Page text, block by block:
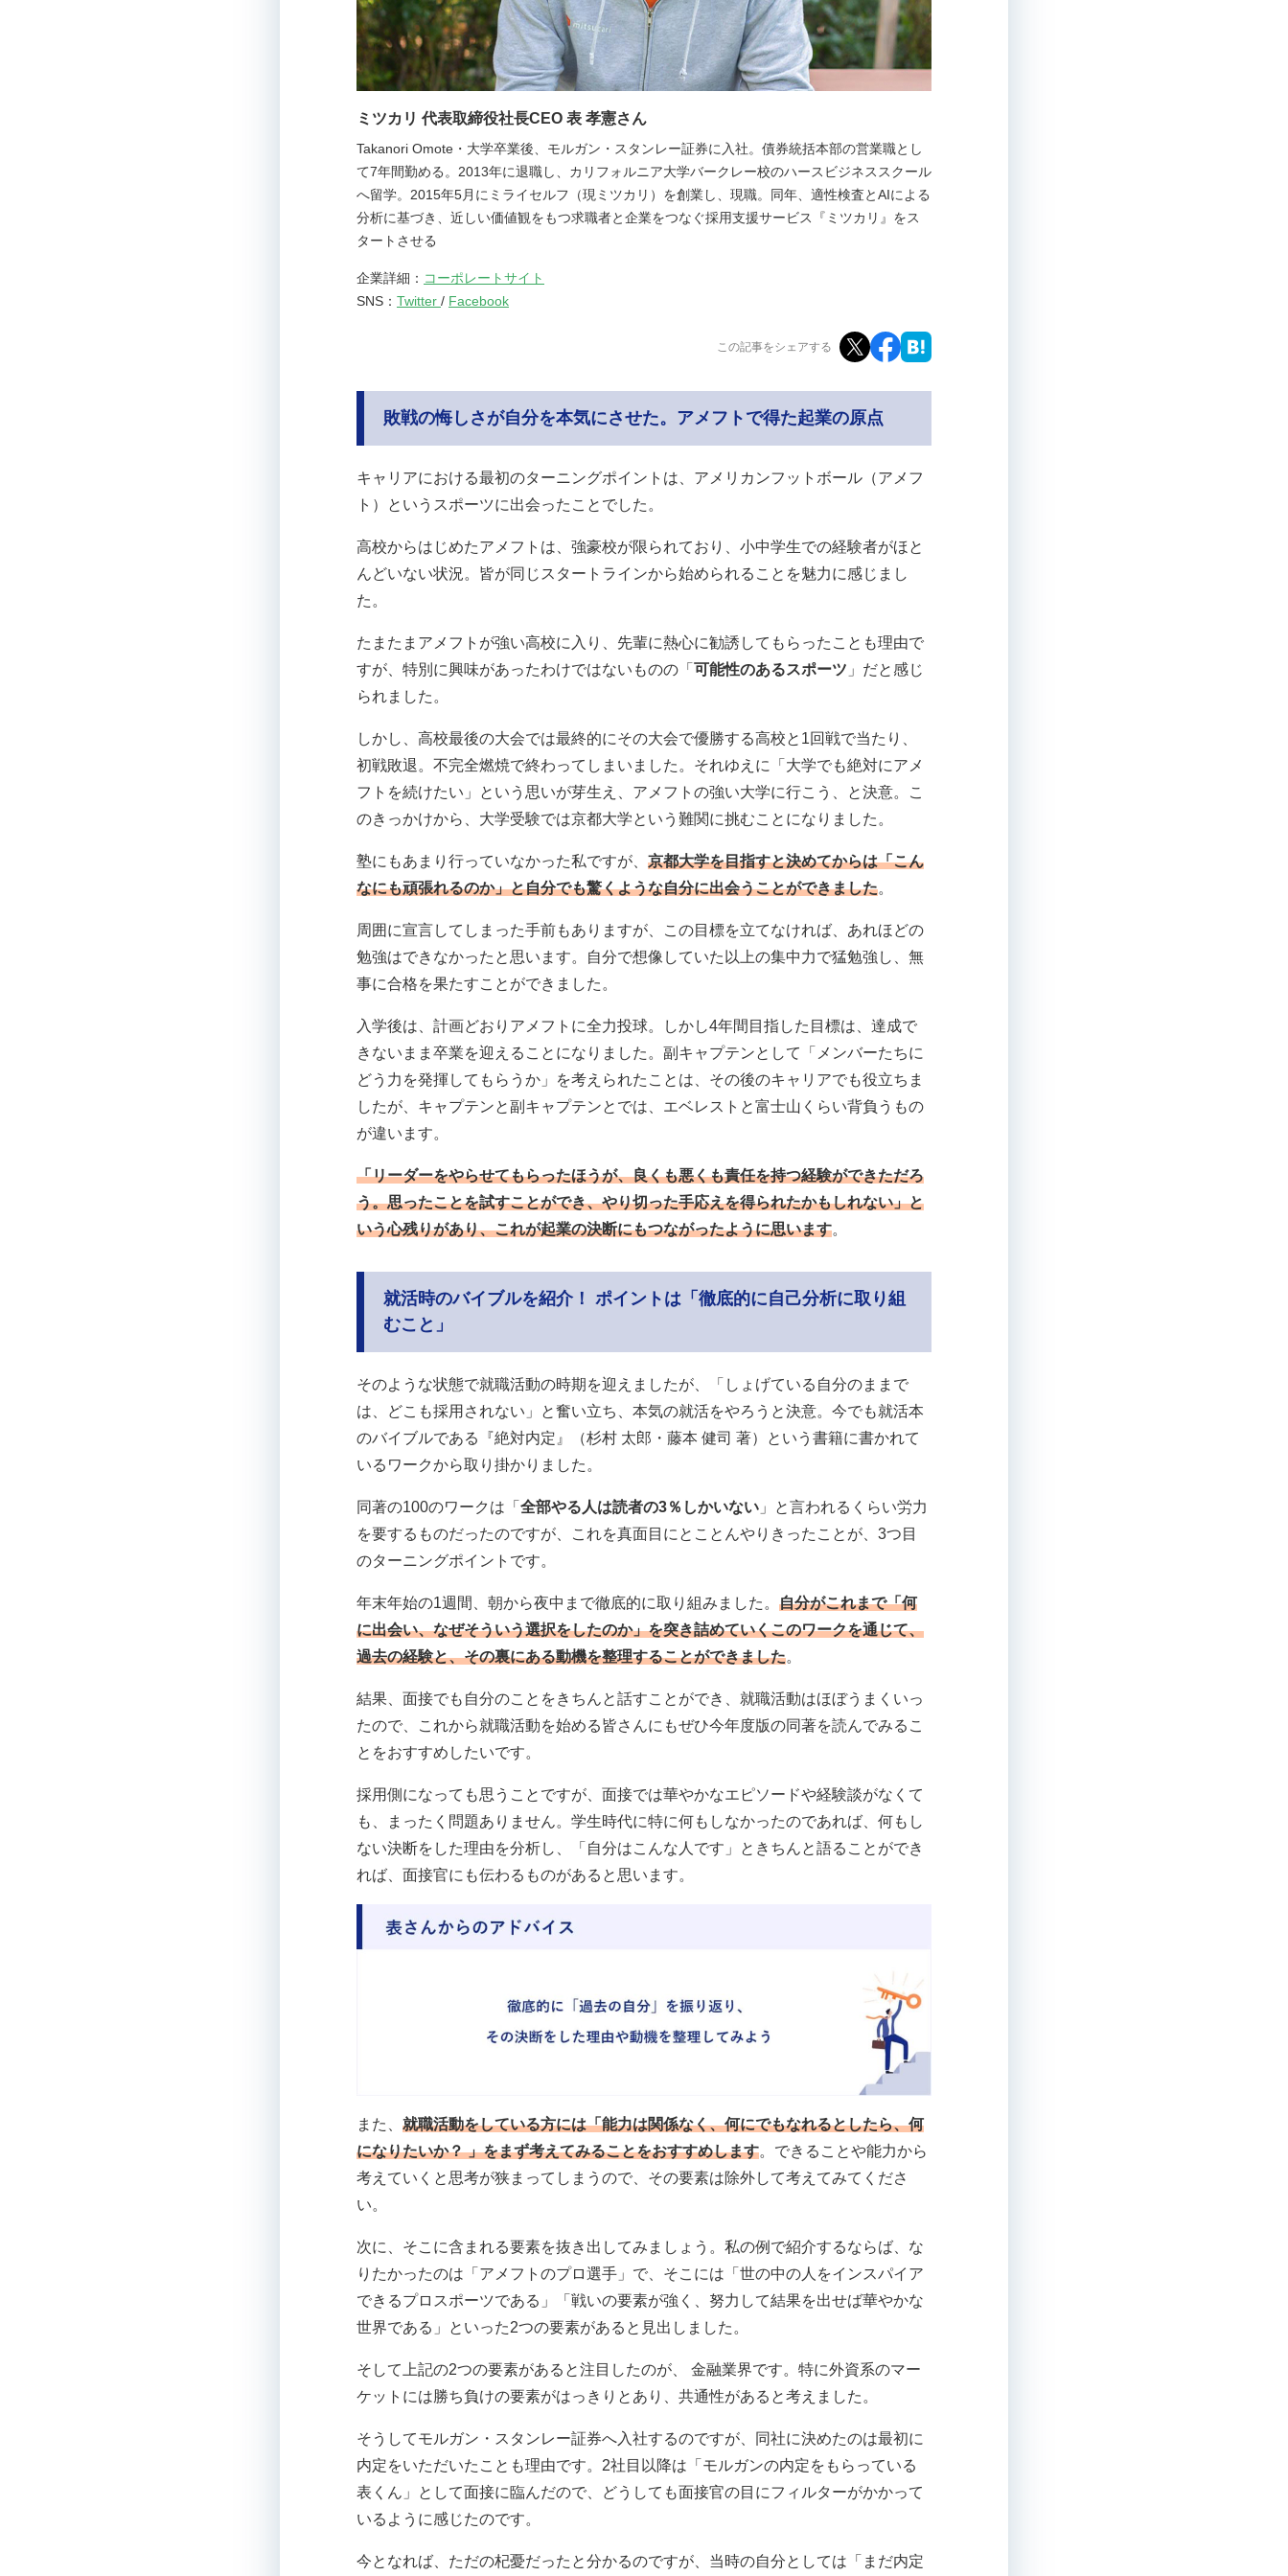
ミツカリ 代表取締役社長CEO 表 孝憲さん
Takanori Omote・大学卒業後、モルガン・スタンレー証券に入社。債券統括本部の営業職とし
て7年間勤める。2013年に退職し、カリフォルニア大学バークレー校のハースビジネススクール
へ留学。2015年5月にミライセルフ（現ミツカリ）を創業し、現職。同年、適性検査とAIによる
分析に基づき、近しい価値観をもつ求職者と企業をつなぐ採用支援サービス『ミツカリ』をス
タートさせる
企業詳細： コーポレートサイト
SNS： Twitter / Facebook
この記事をシェアする
敗戦の悔しさが自分を本気にさせた。アメフトで得た起業の原点
キャリアにおける最初のターニングポイントは、アメリカンフットボール（アメフ
ト）というスポーツに出会ったことでした。
高校からはじめたアメフトは、強豪校が限られており、小中学生での経験者がほと
んどいない状況。皆が同じスタートラインから始められることを魅力に感じまし
た。
たまたまアメフトが強い高校に入り、先輩に熱心に勧誘してもらったことも理由で
すが、特別に興味があったわけではないものの「 可能性のあるスポーツ 」だと感じ
られました。
しかし、高校最後の大会では最終的にその大会で優勝する高校と1回戦で当たり、
初戦敗退。不完全燃焼で終わってしまいました。それゆえに「大学でも絶対にアメ
フトを続けたい」という思いが芽生え、アメフトの強い大学に行こう、と決意。こ
のきっかけから、大学受験では京都大学という難関に挑むことになりました。
塾にもあまり行っていなかった私ですが、 京都大学を目指すと決めてからは「こん
なにも頑張れるのか」と自分でも驚くような自分に出会うことができました。
周囲に宣言してしまった手前もありますが、この目標を立てなければ、あれほどの
勉強はできなかったと思います。自分で想像していた以上の集中力で猛勉強し、無
事に合格を果たすことができました。
入学後は、計画どおりアメフトに全力投球。しかし4年間目指した目標は、達成で
きないまま卒業を迎えることになりました。副キャプテンとして「メンバーたちに
どう力を発揮してもらうか」を考えられたことは、その後のキャリアでも役立ちま
したが、キャプテンと副キャプテンとでは、エベレストと富士山くらい背負うもの
が違います。
「リーダーをやらせてもらったほうが、良くも悪くも責任を持つ経験ができただろ
う。思ったことを試すことができ、やり切った手応えを得られたかもしれない」と
いう心残りがあり、これが起業の決断にもつながったように思います。
就活時のバイブルを紹介！ ポイントは「徹底的に自己分析に取り組
むこと」
そのような状態で就職活動の時期を迎えましたが、「しょげている自分のままで
は、どこも採用されない」と奮い立ち、本気の就活をやろうと決意。今でも就活本
のバイブルである『絶対内定』（杉村 太郎・藤本 健司 著）という書籍に書かれて
いるワークから取り掛かりました。
同著の100のワークは「 全部やる人は読者の3％しかいない 」と言われるくらい労力
を要するものだったのですが、これを真面目にとことんやりきったことが、3つ目
のターニングポイントです。
年末年始の1週間、朝から夜中まで徹底的に取り組みました。 自分がこれまで「何
に出会い、なぜそういう選択をしたのか」を突き詰めていくこのワークを通じて、
過去の経験と、その裏にある動機を整理することができました。
結果、面接でも自分のことをきちんと話すことができ、就職活動はほぼうまくいっ
たので、これから就職活動を始める皆さんにもぜひ今年度版の同著を読んでみるこ
とをおすすめしたいです。
採用側になっても思うことですが、面接では華やかなエピソードや経験談がなくて
も、まったく問題ありません。学生時代に特に何もしなかったのであれば、何もし
ない決断をした理由を分析し、「自分はこんな人です」ときちんと語ることができ
れば、面接官にも伝わるものがあると思います。
また、 就職活動をしている方には「能力は関係なく、何にでもなれるとしたら、何
になりたいか？ 」をまず考えてみることをおすすめします。できることや能力から
考えていくと思考が狭まってしまうので、その要素は除外して考えてみてくださ
い。
次に、そこに含まれる要素を抜き出してみましょう。私の例で紹介するならば、な
りたかったのは「アメフトのプロ選手」で、そこには「世の中の人をインスパイア
できるプロスポーツである」「戦いの要素が強く、努力して結果を出せば華やかな
世界である」といった2つの要素があると見出しました。
そして上記の2つの要素があると注目したのが、 金融業界です。特に外資系のマー
ケットには勝ち負けの要素がはっきりとあり、共通性があると考えました。
そうしてモルガン・スタンレー証券へ入社するのですが、同社に決めたのは最初に
内定をいただいたことも理由です。2社目以降は「モルガンの内定をもらっている
表くん」として面接に臨んだので、どうしても面接官の目にフィルターがかかって
いるように感じたのです。
今となれば、ただの杞憂だったと分かるのですが、当時の自分としては「まだ内定